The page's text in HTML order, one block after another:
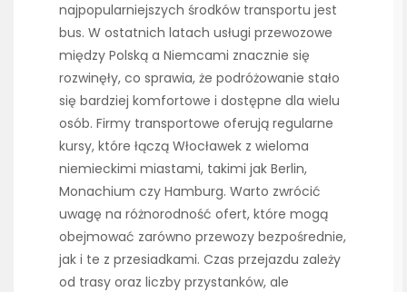
najpopularniejszych środków transportu jest
bus. W ostatnich latach usługi przewozowe
między Polską a Niemcami znacznie się
rozwinęły, co sprawia, że podróżowanie stało
się bardziej komfortowe i dostępne dla wielu
osób. Firmy transportowe oferują regularne
kursy, które łączą Włocławek z wieloma
niemieckimi miastami, takimi jak Berlin,
Monachium czy Hamburg. Warto zwrócić
uwagę na różnorodność ofert, które mogą
obejmować zarówno przewozy bezpośrednie,
jak i te z przesiadkami. Czas przejazdu zależy
od trasy oraz liczby przystanków, ale